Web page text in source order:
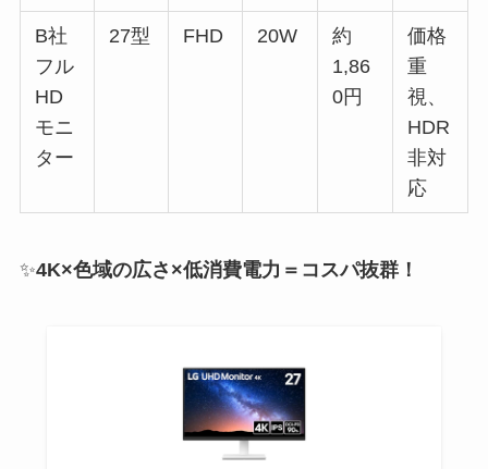
B社
フル
HD
モニ
ター
27型 FHD 20W
約
1,86
0円
価格
重
視、
HDR
非対
応
✨4K×色域の広さ×低消費電力＝コスパ抜群！